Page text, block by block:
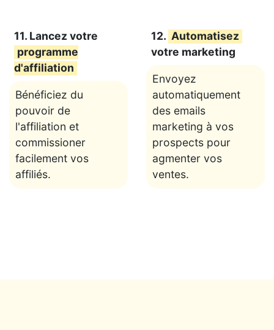
11. Lancez votre
programme
d'affiliation
Bénéficiez du
pouvoir de
l'affiliation et
commissioner
facilement vos
affiliés.
12. Automatisez
votre marketing
Envoyez
automatiquement
des emails
marketing à vos
prospects pour
agmenter vos
ventes.